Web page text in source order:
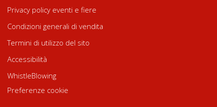
Privacy policy eventi e fiere
Condizioni generali di vendita
Termini di utilizzo del sito
Accessibilità
WhistleBlowing
Preferenze cookie